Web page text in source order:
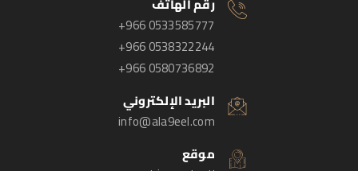
+966 0533585777
+966 0538322244
+966 0580736892
البريد الإلكتروني
info@ala9eel.com
موقع